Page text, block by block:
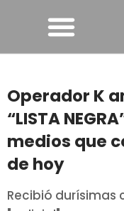
Operador K
“LISTA
medios que
de hoy
Recibió durísimas